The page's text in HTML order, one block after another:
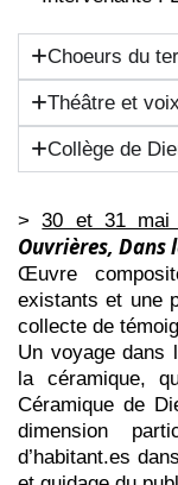
Choeurs du
Théâtre et voix
Collège de
>30 et 31 mai
Ouvrières, Dans
Œuvre
existants et une
collecte de
Un voyage dans
la céramique,
Céramique de
dimension
d’habitant.es